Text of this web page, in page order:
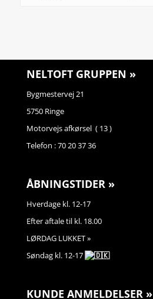
NELTOFT GRUPPEN »
Bygmestervej 21
5750 Ringe
Motorvejs afkørsel ( 13 )
Telefon : 70 20 37 36
ÅBNINGSTIDER »
Hverdage kl. 12-17
Efter aftale til kl. 18.00
LØRDAG LUKKET »
Søndag kl. 12-17
KUNDE ANMELDELSER »